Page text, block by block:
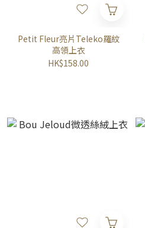
Petit Fleur亮片Teleko羅紋
高領上衣
HK$158.00